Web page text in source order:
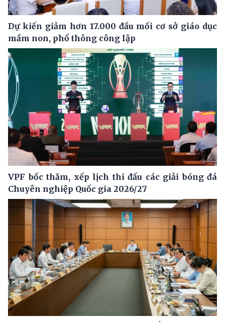
Dự kiến giảm hơn 17.000 đầu mối cơ sở giáo dục
mầm non, phổ thông công lập
VPF bốc thăm, xếp lịch thi đấu các giải bóng đá
Chuyên nghiệp Quốc gia 2026/27